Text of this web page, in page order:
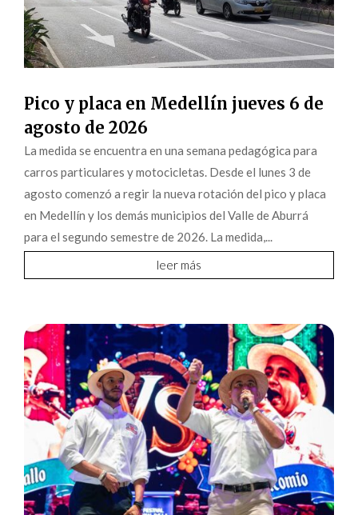
Pico y placa en Medellín jueves 6 de
agosto de 2026
La medida se encuentra en una semana pedagógica para
carros particulares y motocicletas. Desde el lunes 3 de
agosto comenzó a regir la nueva rotación del pico y placa
en Medellín y los demás municipios del Valle de Aburrá
para el segundo semestre de 2026. La medida,...
leer más